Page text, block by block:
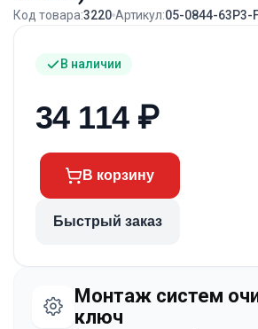
Код товара:3220 Артикул:05-0844-63P3-
В наличии
34 114 ₽
В корзину
Быстрый заказ
Монтаж систем
ключ